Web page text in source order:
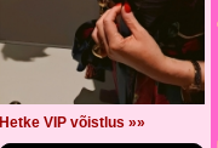
Hetke VIP võistlus »»